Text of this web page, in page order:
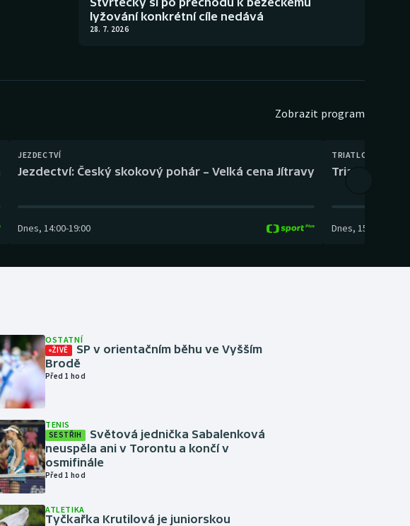
lyžování konkrétní cíle nedává
28. 7. 2026
Zobrazit program
JEZDECTVÍ
Jezdectví: Český skokový pohár – Velká cena Jítravy
Dnes, 14:00-19:00
TRIATLON
Triatlon:
Dnes, 15:00
OSTATNÍ
ŽIVĚ
SP v orientačním běhu ve Vyšším
Brodě
Před 1 hod
TENIS
SESTŘIH
Světová jednička Sabalenková
neuspěla ani v Torontu a končí v
osmifinále
Před 1 hod
ATLETIKA
Tyčkařka Krutilová je juniorskou